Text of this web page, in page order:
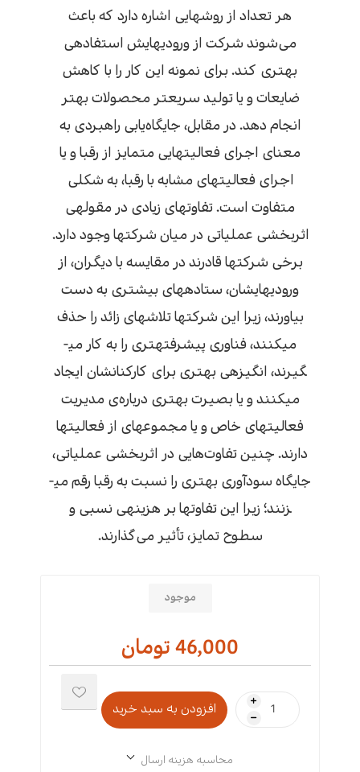
هر تعداد از روش­هایی اشاره دارد که باعث
می‌شوند شرکت از ورودی­هایش استفاده­ی
بهتری کند. برای نمونه این کار را با کاهش
ضایعات و یا تولید سریع­تر محصولات بهتر
انجام دهد. در مقابل، جایگاه‌یابی راهبردی به
معنای اجرای فعالیت­هایی متمایز از رقبا و یا
اجرای فعالیت­های مشابه با رقبا، به شکلی
متفاوت است. تفاوت­های زیادی در مقوله­ی
اثربخشی عملیاتی در میان شرکت­ها وجود دارد.
برخی شرکت­ها قادرند در مقایسه با دیگران، از
ورودی­هایشان، ستاده­های بیشتری به دست
بیاورند، زیرا این شرکت­ها تلاش­های زائد را حذف
می­کنند، فناوری پیشرفته­تری را به کار می­
گیرند، انگیزه­ی بهتری برای کارکنانشان ایجاد
می­کنند و یا بصیرت بهتری درباره‌ی مدیریت
فعالیت­های خاص و یا مجموعه­ای از فعالیت­ها
دارند. چنین تفاوت‌هایی در اثربخشی عملیاتی،
جایگاه سودآوری بهتری را نسبت به رقبا رقم می­
زنند؛ زیرا این تفاوت­ها بر هزینه­ی نسبی و
سطوح تمایز، تأثیر می‌گذارند.
موجود
46,000 تومان
i
h
محاسبه هزینه ارسال